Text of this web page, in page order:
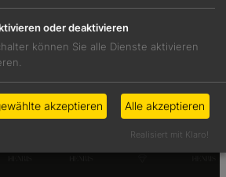
oder deaktivieren
können Sie alle Dienste aktivieren
akzeptieren Alle akzeptieren
Realisiert mit Klaro!